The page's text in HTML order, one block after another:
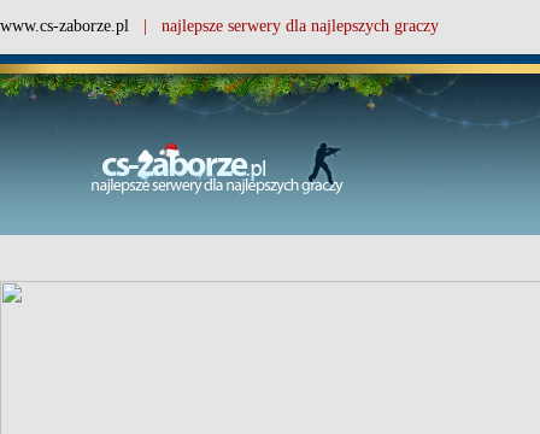
www.cs-zaborze.pl | najlepsze serwery dla najlepszych graczy